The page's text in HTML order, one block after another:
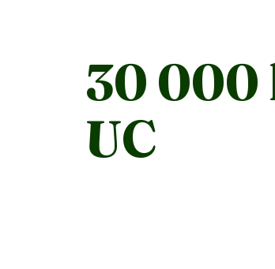
30 000
UC